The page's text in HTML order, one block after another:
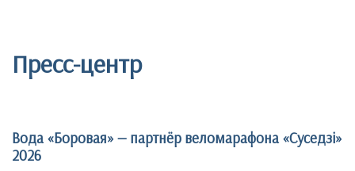
Пресс-центр
Вода «Боровая» — партнёр веломарафона «Суседзi»
2026